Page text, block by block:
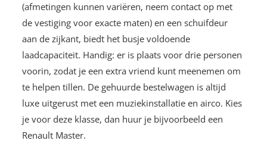
(afmetingen kunnen variëren, neem contact op met
de vestiging voor exacte maten) en een schuifdeur
aan de zijkant, biedt het busje voldoende
laadcapaciteit. Handig: er is plaats voor drie personen
voorin, zodat je een extra vriend kunt meenemen om
te helpen tillen. De gehuurde bestelwagen is altijd
luxe uitgerust met een muziekinstallatie en airco. Kies
je voor deze klasse, dan huur je bijvoorbeeld een
Renault Master.